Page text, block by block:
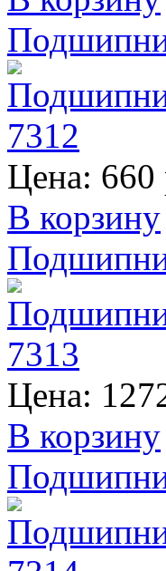
Цена: 660
В корзину
Цена:
В корзину